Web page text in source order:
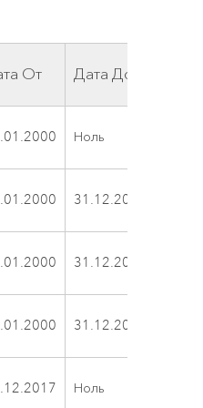
От Дата До
Ноль
31.12.2017
31.12.2017
31.12.2017
Ноль